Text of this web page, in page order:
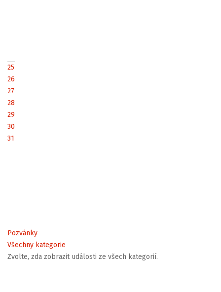
25
26
27
28
29
30
31
Pozvánky
Všechny kategorie
Zvolte, zda zobrazit události ze všech kategorií.